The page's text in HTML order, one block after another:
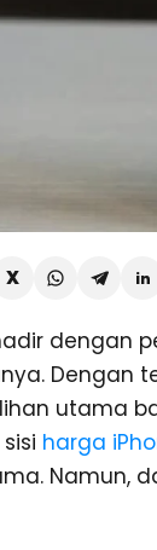
dengan
Dengan
utama
harga
Namun,